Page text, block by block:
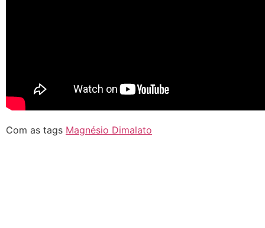
Com as tags Magnésio Dimalato